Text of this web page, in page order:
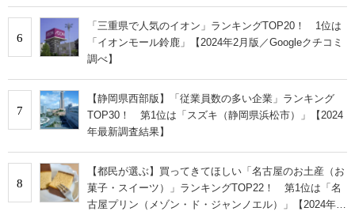
6
「三重県で人気のイオン」ランキングTOP20！ 1位は
「イオンモール鈴鹿」【2024年2月版／Googleクチコミ
調べ】
7
【静岡県西部版】「従業員数の多い企業」ランキング
TOP30！ 第1位は「スズキ（静岡県浜松市）」【2024
年最新調査結果】
8
【都民が選ぶ】買ってきてほしい「名古屋のお土産（お
菓子・スイーツ）」ランキングTOP22！ 第1位は「名
古屋プリン（メゾン・ド・ジャンノエル）」【2024年最